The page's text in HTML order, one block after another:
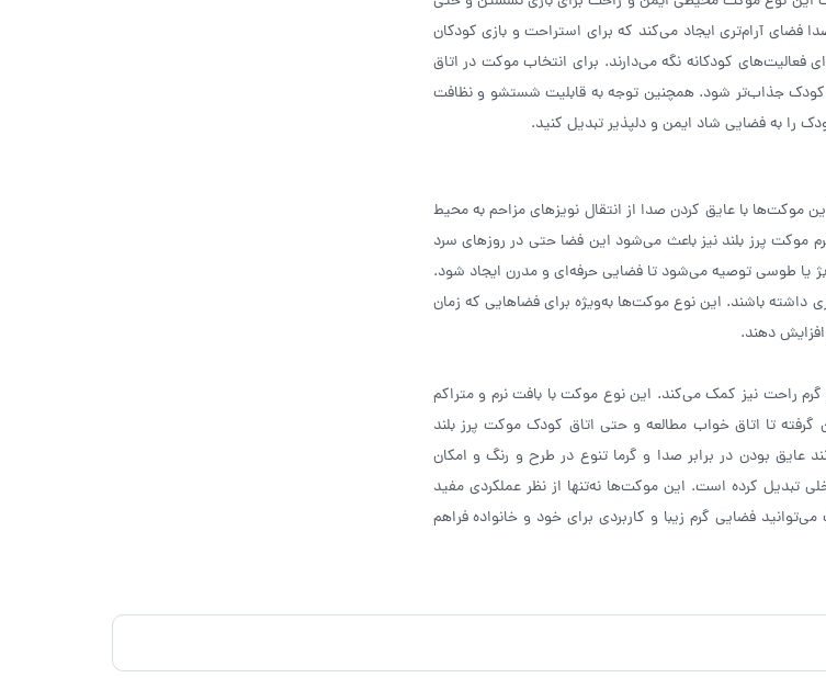
فضای آرام‌تری ایجاد می‌کند که برای استراحت و بازی کودکان
کودکانه نگه می‌دارند. برای انتخاب موکت در اتاق
کودک جذاب‌تر شود. همچنین توجه به قابلیت شستشو و نظافت
را به فضایی شاد ایمن و دلپذیر تبدیل کنید.
موکت‌ها با عایق کردن صدا از انتقال نویزهای مزاحم به محیط
موکت پرز بلند نیز باعث می‌شود این فضا حتی در روزهای سرد
یا طوسی توصیه می‌شود تا فضایی حرفه‌ای و مدرن ایجاد شود.
داشته باشند. این نوع موکت‌ها به‌ویژه برای فضاهایی که زمان
دهند.
گرم راحت نیز کمک می‌کند. این نوع موکت با بافت نرم و متراکم
تا اتاق خواب مطالعه و حتی اتاق کودک موکت پرز بلند
عایق بودن در برابر صدا و گرما تنوع در طرح و رنگ و امکان
تبدیل کرده است. این موکت‌ها نه‌تنها از نظر عملکردی مفید
فضایی گرم زیبا و کاربردی برای خود و خانواده فراهم